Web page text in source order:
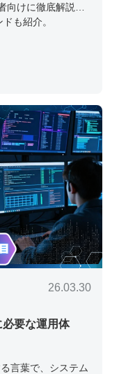
けに徹底解説。
も紹介。
26.03.30
要な運用体
言葉で、システム